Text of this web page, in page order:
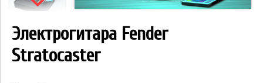
Электрогитара Fender
Stratocaster